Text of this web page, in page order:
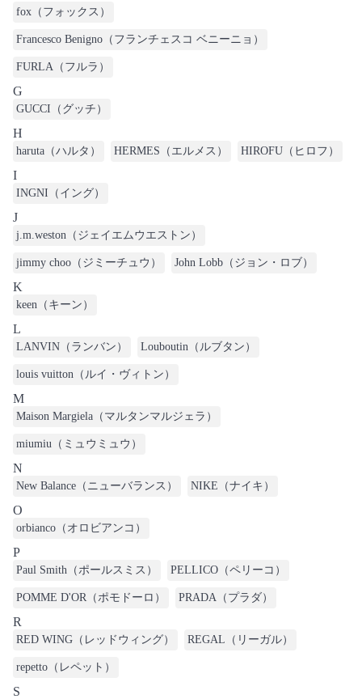
fox（フォックス）
Francesco Benigno（フランチェスコ ベニーニョ）
FURLA（フルラ）
G
GUCCI（グッチ）
H
haruta（ハルタ） HERMES（エルメス） HIROFU（ヒロフ）
I
INGNI（イング）
J
j.m.weston（ジェイエムウエストン）
jimmy choo（ジミーチュウ） John Lobb（ジョン・ロブ）
K
keen（キーン）
L
LANVIN（ランバン） Louboutin（ルブタン）
louis vuitton（ルイ・ヴィトン）
M
Maison Margiela（マルタンマルジェラ）
miumiu（ミュウミュウ）
N
New Balance（ニューバランス） NIKE（ナイキ）
O
orbianco（オロビアンコ）
P
Paul Smith（ポールスミス） PELLICO（ペリーコ）
POMME D'OR（ポモドーロ） PRADA（プラダ）
R
RED WING（レッドウィング） REGAL（リーガル）
repetto（レペット）
S